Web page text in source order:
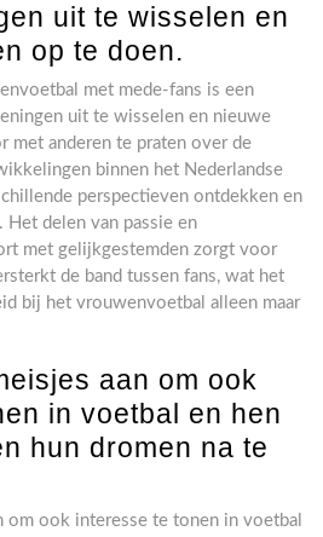
uit te wisselen en
op te doen.
met mede-fans is een
uit te wisselen en nieuwe
met anderen te praten over de
binnen het Nederlandse
perspectieven ontdekken en
Het delen van passie en
met gelijkgestemden zorgt voor
de band tussen fans, wat het
bij het vrouwenvoetbal alleen maar
aan om ook
in voetbal en hen
hun dromen na te
om ook interesse te tonen in voetbal